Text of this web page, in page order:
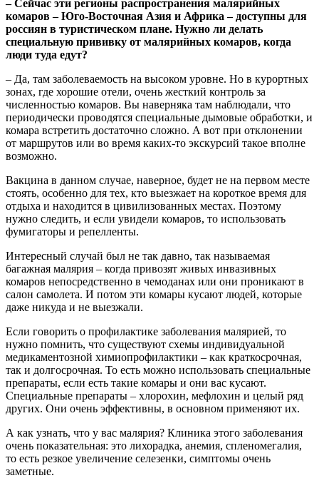
– Сейчас эти регионы распространения малярийных
комаров – Юго-Восточная Азия и Африка – доступны для
россиян в туристическом плане. Нужно ли делать
специальную прививку от малярийных комаров, когда
люди туда едут?
– Да, там заболеваемость на высоком уровне. Но в курортных
зонах, где хорошие отели, очень жесткий контроль за
численностью комаров. Вы наверняка там наблюдали, что
периодически проводятся специальные дымовые обработки, и
комара встретить достаточно сложно. А вот при отклонении
от маршрутов или во время каких-то экскурсий такое вполне
возможно.
Вакцина в данном случае, наверное, будет не на первом месте
стоять, особенно для тех, кто выезжает на короткое время для
отдыха и находится в цивилизованных местах. Поэтому
нужно следить, и если увидели комаров, то использовать
фумигаторы и репелленты.
Интересный случай был не так давно, так называемая
багажная малярия – когда привозят живых инвазивных
комаров непосредственно в чемоданах или они проникают в
салон самолета. И потом эти комары кусают людей, которые
даже никуда и не выезжали.
Если говорить о профилактике заболевания малярией, то
нужно помнить, что существуют схемы индивидуальной
медикаментозной химиопрофилактики – как краткосрочная,
так и долгосрочная. То есть можно использовать специальные
препараты, если есть такие комары и они вас кусают.
Специальные препараты – хлорохин, мефлохин и целый ряд
других. Они очень эффективны, в основном применяют их.
А как узнать, что у вас малярия? Клиника этого заболевания
очень показательная: это лихорадка, анемия, спленомегалия,
то есть резкое увеличение селезенки, симптомы очень
заметные.